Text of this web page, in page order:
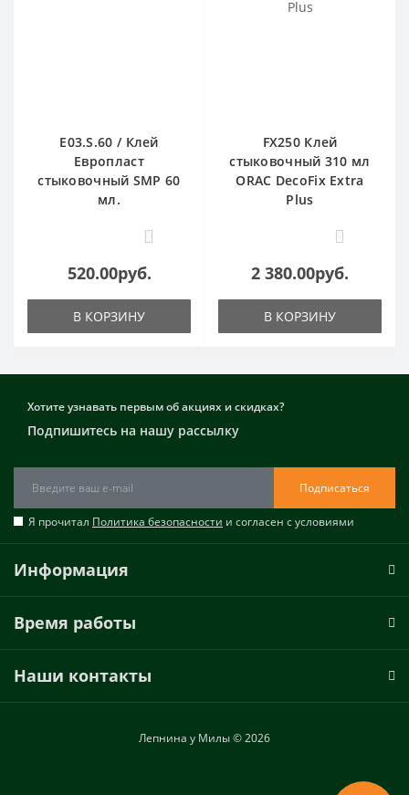
E03.S.60 / Клей
Европласт
стыковочный SMP 60
мл.
0
520.00руб.
В КОРЗИНУ
FX250 Клей
стыковочный 310 мл
ORAC DecoFix Extra
Plus
0
2 380.00руб.
В КОРЗИНУ
Хотите узнавать первым об акциях и скидках?
Подпишитесь на нашу рассылку
Подписаться
Я прочитал Политика безопасности и согласен с условиями
Информация
Время работы
Наши контакты
Лепнина у Милы © 2026